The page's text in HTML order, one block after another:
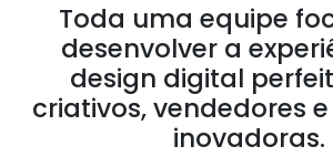
Toda uma equipe
desenvolver a
design digital
criativos, vendedores
inovadoras.